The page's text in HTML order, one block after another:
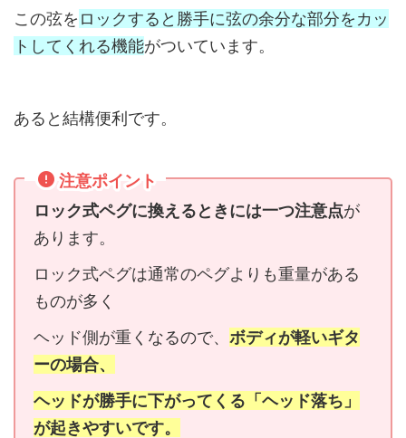
この弦を ロックすると勝手に弦の余分な部分をカッ
トしてくれる機能がついています。
あると結構便利です。
注意ポイント
ロック式ペグに換えるときには一つ注意点が
あります。
ロック式ペグは通常のペグよりも重量がある
ものが多く
ヘッド側が重くなるので、 ボディが軽いギタ
ーの場合、
ヘッドが勝手に下がってくる「ヘッド落ち」
が起きやすいです。